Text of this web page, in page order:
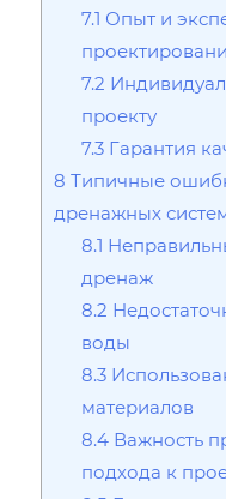
7.1 Опыт и
7.2
проекту
7.3 Гарантия
8 Типичные
дренажных
8.1
дренаж
8.2
воды
8.3
материалов
8.4 Важность
подхода к